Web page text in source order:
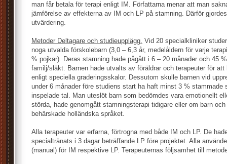
man får betala för terapi enligt IM. Författarna menar att man
jämförelse av effekterna av IM och LP på stamning. Därför
utvärdering.
Metoder Deltagare och studieupplägg. Vid 20 specialkliniker
noga utvalda förskolebarn (3,0 – 6,3 år, medelåldern för varje
% pojkar). Deras stamning hade pågått i 6 – 20 månader och 45
familj/släkt. Barnen hade utvalts av föräldrar och terapeuter för att
enligt speciella graderingsskalor. Dessutom skulle barnen vid
under 6 månader före studiens start ha haft minst 3 % stammade
inspelade tal. Man uteslöt barn som bedömdes vara emotionellt
störda, hade genomgått stamningsterapi tidigare eller om barn
behärskade holländska språket.
Alla terapeuter var erfarna, förtrogna med både IM och LP. De
specialtränats i 3 dagar beträffande LP före projektet. Alla
(manual) för IM respektive LP. Terapeuternas följsamhet till